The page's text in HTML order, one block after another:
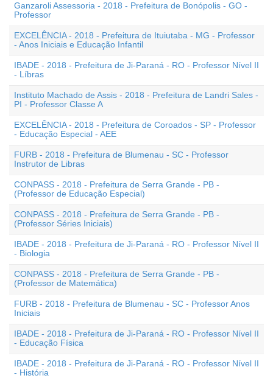
Ganzaroli Assessoria - 2018 - Prefeitura de Bonópolis - GO -
Professor
EXCELÊNCIA - 2018 - Prefeitura de Ituiutaba - MG - Professor
- Anos Iniciais e Educação Infantil
IBADE - 2018 - Prefeitura de Ji-Paraná - RO - Professor Nível II
- Líbras
Instituto Machado de Assis - 2018 - Prefeitura de Landri Sales -
PI - Professor Classe A
EXCELÊNCIA - 2018 - Prefeitura de Coroados - SP - Professor
- Educação Especial - AEE
FURB - 2018 - Prefeitura de Blumenau - SC - Professor
Instrutor de Libras
CONPASS - 2018 - Prefeitura de Serra Grande - PB -
(Professor de Educação Especial)
CONPASS - 2018 - Prefeitura de Serra Grande - PB -
(Professor Séries Iniciais)
IBADE - 2018 - Prefeitura de Ji-Paraná - RO - Professor Nível II
- Biologia
CONPASS - 2018 - Prefeitura de Serra Grande - PB -
(Professor de Matemática)
FURB - 2018 - Prefeitura de Blumenau - SC - Professor Anos
Iniciais
IBADE - 2018 - Prefeitura de Ji-Paraná - RO - Professor Nível II
- Educação Física
IBADE - 2018 - Prefeitura de Ji-Paraná - RO - Professor Nível II
- História